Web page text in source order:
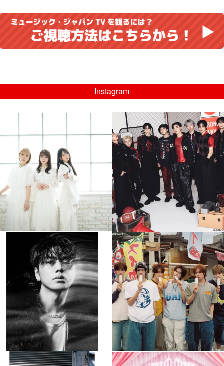
Instagram
...
8月 4
4 0
musicjapantv
💡08/05(水)23:00特番放送！
...
8月 4
4 0
musicjapantv
💡8月特番放送決定！
...
8月 4
477 0
musicjapantv
💡8月特番放送決定！
...
8月 4
6 0
musicjapantv musicjapantv